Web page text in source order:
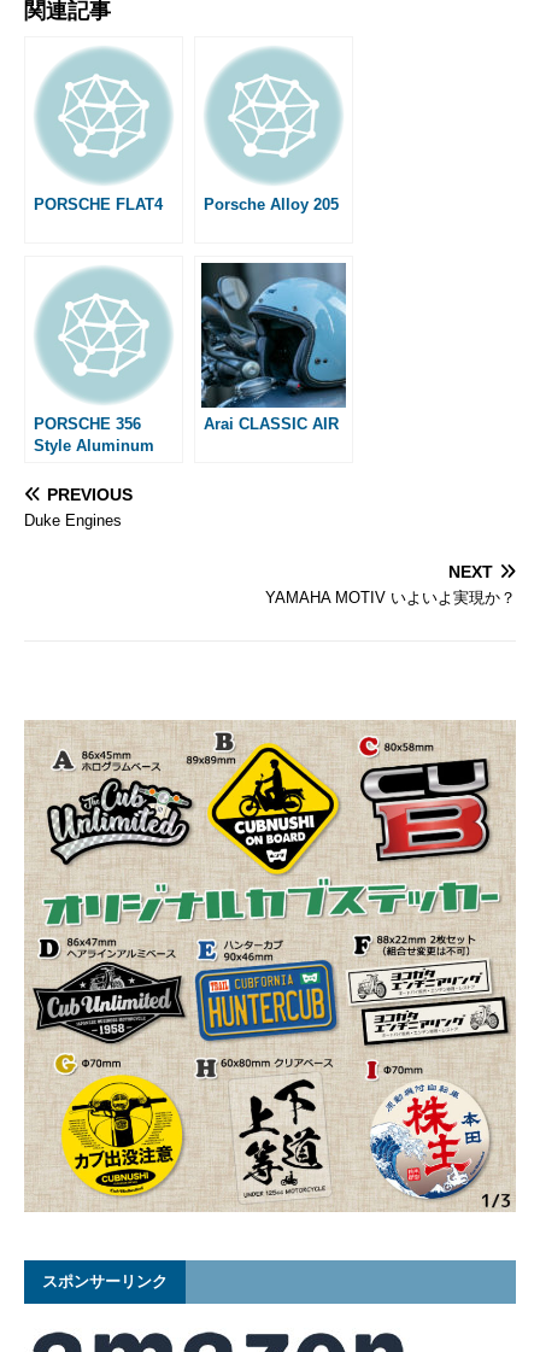
c
e
b
o
o
k
e
n
g
a
e
s
関連記事
PORSCHE FLAT4 Porsche Alloy 205
PORSCHE 356
Style Aluminum
Arai CLASSIC AIR
PREVIOUS
Duke Engines
NEXT
YAMAHA MOTIV いよいよ実現か？
スポンサーリンク